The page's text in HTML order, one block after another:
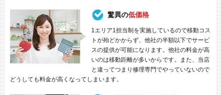
驚異の低価格
1エリア1担当制を実施しているので移動コス
トが殆どかからず、他社の半額以下でサービ
スの提供が可能になります。他社の料金が高
いのは移動距離が多いからです。また、当店
と違ってつまり修理専門でやっていないので
どうしても料金が高くなってしまいます。